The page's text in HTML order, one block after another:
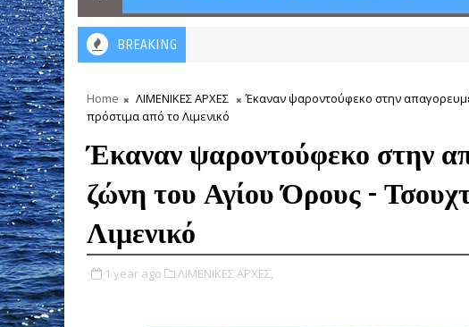
BREAKING
Home ΛΙΜΕΝΙΚΕΣ ΑΡΧΕΣ
Έκαναν ψαροντούφεκο στην
πρόστιμα από το Λιμενικό
Έκαναν ψαροντούφεκο στην
ζώνη του Αγίου Όρους -
Λιμενικό
1 year ago ΛΙΜΕΝΙΚΕΣ ΑΡΧΕΣ,